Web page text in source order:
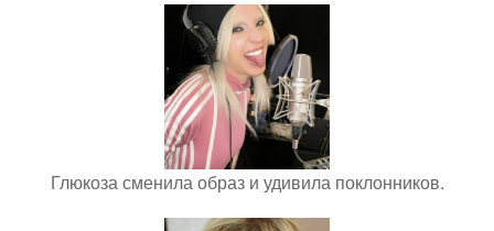
Глюкоза сменила образ и удивила поклонников.